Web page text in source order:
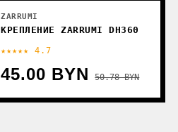
ZARRUMI
КРЕПЛЕНИЕ ZARRUMI DH360
★★★★★ 4.7
45.00 BYN 50.78 BYN